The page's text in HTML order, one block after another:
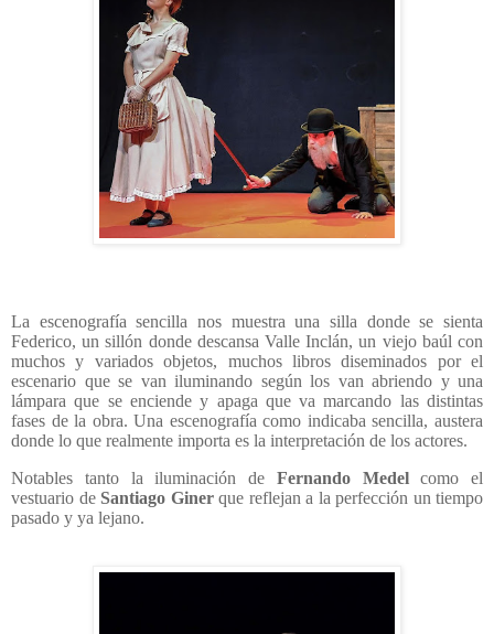
La escenografía sencilla nos muestra una silla donde se sienta
Federico, un sillón donde descansa Valle Inclán, un viejo baúl con
muchos y variados objetos, muchos libros diseminados por el
escenario que se van iluminando según los van abriendo y una
lámpara que se enciende y apaga que va marcando las distintas
fases de la obra. Una escenografía como indicaba sencilla, austera
donde lo que realmente importa es la interpretación de los actores.
Notables tanto la iluminación de Fernando Medelcomo el
vestuario de Santiago Ginerque reflejan a la perfección un tiempo
pasado y ya lejano.